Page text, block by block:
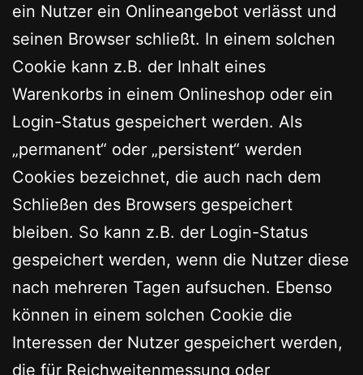
ein Nutzer ein Onlineangebot verlässt und
seinen Browser schließt. In einem solchen
Cookie kann z.B. der Inhalt eines
Warenkorbs in einem Onlineshop oder ein
Login-Status gespeichert werden. Als
„permanent“ oder „persistent“ werden
Cookies bezeichnet, die auch nach dem
Schließen des Browsers gespeichert
bleiben. So kann z.B. der Login-Status
gespeichert werden, wenn die Nutzer diese
nach mehreren Tagen aufsuchen. Ebenso
können in einem solchen Cookie die
Interessen der Nutzer gespeichert werden,
die für Reichweitenmessung oder